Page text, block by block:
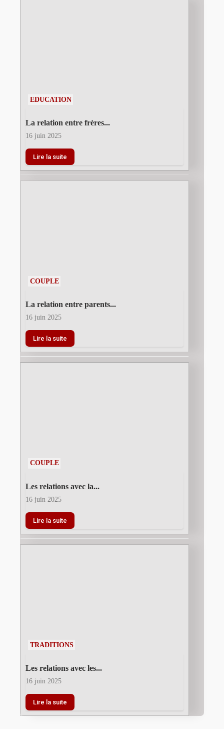
EDUCATION
La relation entre frères...
16 juin 2025
Lire la suite
COUPLE
La relation entre parents...
16 juin 2025
Lire la suite
COUPLE
Les relations avec la...
16 juin 2025
Lire la suite
TRADITIONS
Les relations avec les...
16 juin 2025
Lire la suite